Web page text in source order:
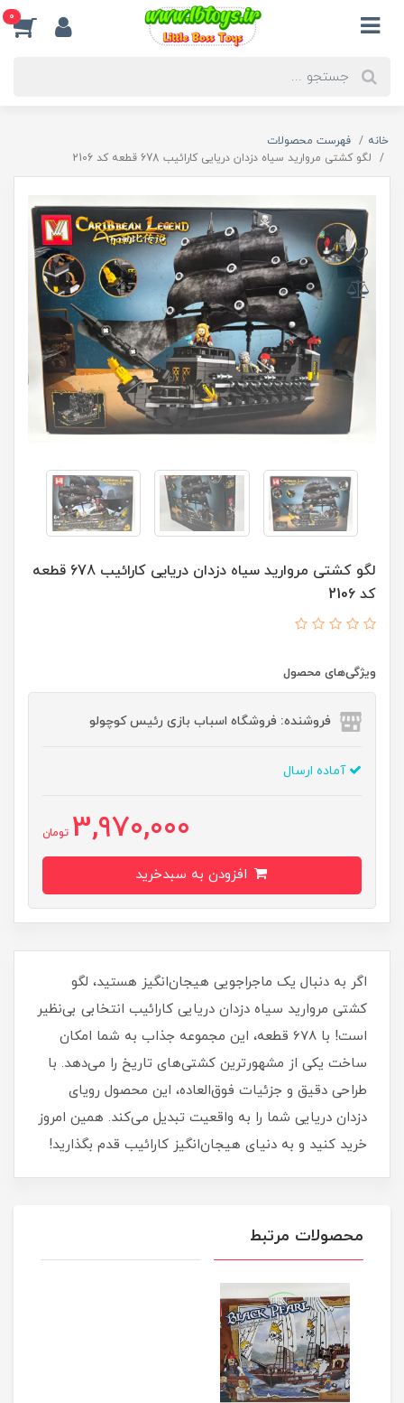
0
خانه
فهرست محصولات
لگو کشتی مروارید سیاه دزدان دریایی کارائیب 678 قطعه کد 2106
لگو کشتی مروارید سیاه دزدان دریایی کارائیب 678 قطعه
کد 2106
ویژگی‌های محصول
فروشنده: فروشگاه اسباب بازی رئیس کوچولو
آماده ارسال
3,970,000 تومان
اگر به دنبال یک ماجراجویی هیجان‌انگیز هستید، لگو
کشتی مروارید سیاه دزدان دریایی کارائیب انتخابی بی‌نظیر
است! با 678 قطعه، این مجموعه جذاب به شما امکان
ساخت یکی از مشهورترین کشتی‌های تاریخ را می‌دهد. با
طراحی دقیق و جزئیات فوق‌العاده، این محصول رویای
دزدان دریایی شما را به واقعیت تبدیل می‌کند. همین امروز
خرید کنید و به دنیای هیجان‌انگیز کارائیب قدم بگذارید!
محصولات مرتبط